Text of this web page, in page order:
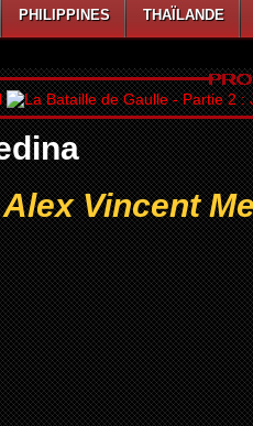
PHILIPPINES THAÏLANDE
Alex Vincent